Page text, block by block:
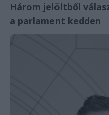
Három jelöltből
a parlament kedden